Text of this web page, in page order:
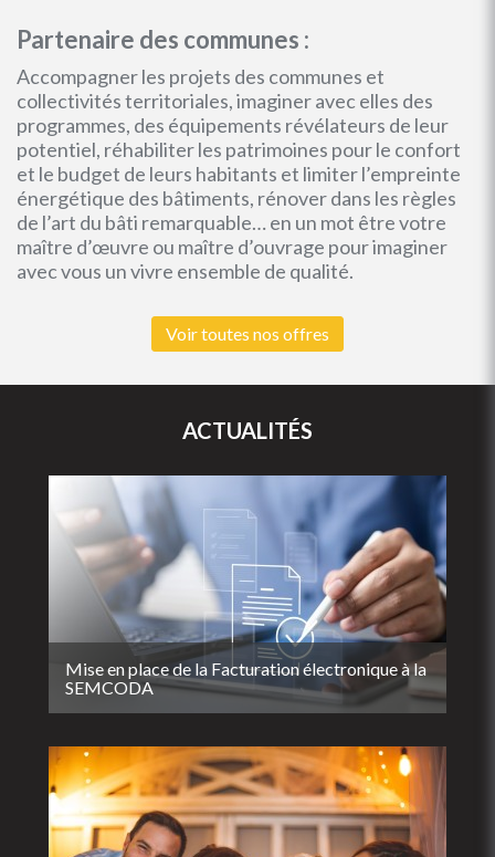
Partenaire des communes :
Accompagner les projets des communes et
collectivités territoriales, imaginer avec elles des
programmes, des équipements révélateurs de leur
potentiel, réhabiliter les patrimoines pour le confort
et le budget de leurs habitants et limiter l’empreinte
énergétique des bâtiments, rénover dans les règles
de l’art du bâti remarquable… en un mot être votre
maître d’œuvre ou maître d’ouvrage pour imaginer
avec vous un vivre ensemble de qualité.
Voir toutes nos offres
ACTUALITÉS
Mise en place de la Facturation électronique à la
SEMCODA